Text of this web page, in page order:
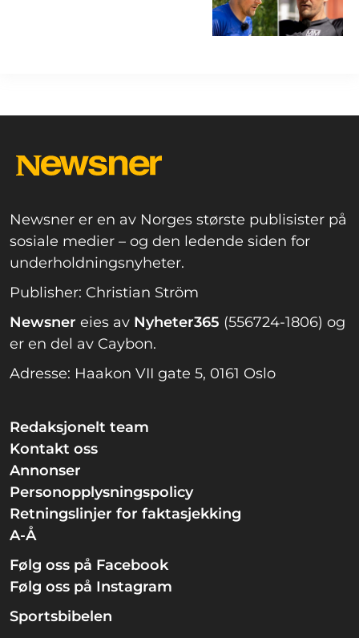
Newsner er en av Norges største publisister på
sosiale medier – og den ledende siden for
underholdningsnyheter.
Publisher: Christian Ström
Newsner eies av Nyheter365 (556724-1806) og
er en del av Caybon.
Adresse: Haakon VII gate 5, 0161 Oslo
Redaksjonelt team
Kontakt oss
Annonser
Personopplysningspolicy
Retningslinjer for faktasjekking
A-Å
Følg oss på Facebook
Følg oss på Instagram
Sportsbibelen